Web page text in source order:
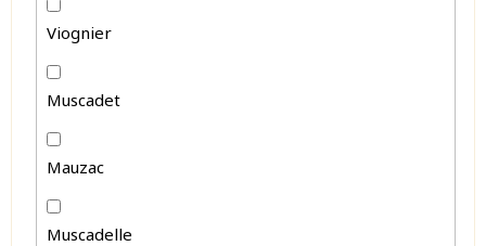
Viognier
Muscadet
Mauzac
Muscadelle